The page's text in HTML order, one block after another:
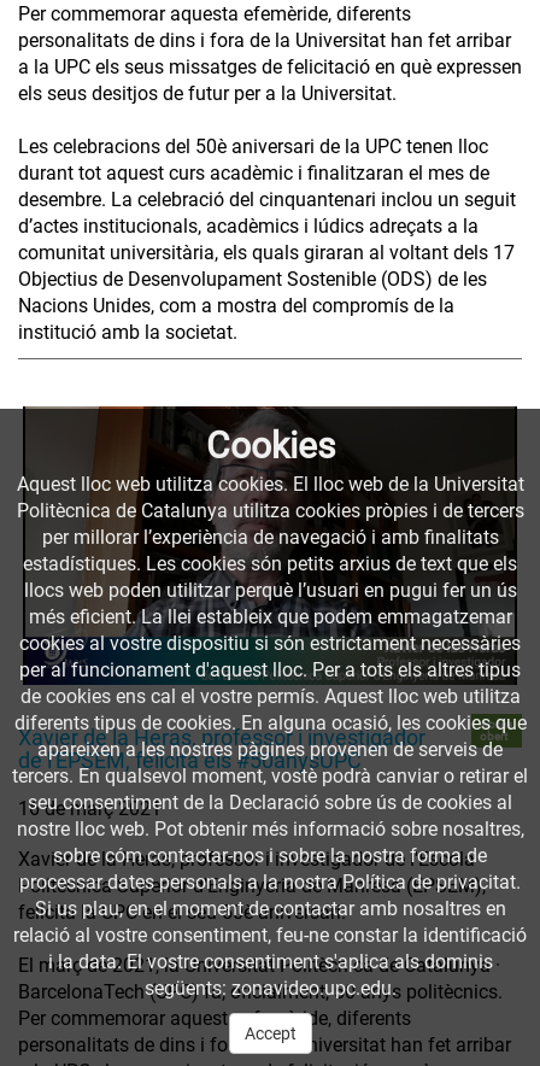
Per commemorar aquesta efemèride, diferents
personalitats de dins i fora de la Universitat han fet arribar
a la UPC els seus missatges de felicitació en què expressen
els seus desitjos de futur per a la Universitat.
Les celebracions del 50è aniversari de la UPC tenen lloc
durant tot aquest curs acadèmic i finalitzaran el mes de
desembre. La celebració del cinquantenari inclou un seguit
d’actes institucionals, acadèmics i lúdics adreçats a la
comunitat universitària, els quals giraran al voltant dels 17
Objectius de Desenvolupament Sostenible (ODS) de les
Nacions Unides, com a mostra del compromís de la
institució amb la societat.
Xavier de la Heras, professor i investigador
de l'EPSEM, felicita els #50anysUPC
Accés
obert
16 de març 2021
Xavier de la Heras, professor i investigador de l'Escola
Politècnica Superior d'Enginyeria de Manresa (EPSEM),
felicita la UPC en el seu 50è aniversari.
El març de 2021, la Universitat Politècnica de Catalunya ·
BarcelonaTech (UPC) fa, oficialment, 50 anys politècnics.
Per commemorar aquesta efemèride, diferents
personalitats de dins i fora de la Universitat han fet arribar
Cookies
Aquest lloc web utilitza cookies. El lloc web de la Universitat
Politècnica de Catalunya utilitza cookies pròpies i de tercers
per millorar l’experiència de navegació i amb finalitats
estadístiques. Les cookies són petits arxius de text que els
llocs web poden utilitzar perquè l’usuari en pugui fer un ús
més eficient. La llei estableix que podem emmagatzemar
cookies al vostre dispositiu si són estrictament necessàries
per al funcionament d'aquest lloc. Per a tots els altres tipus
de cookies ens cal el vostre permís. Aquest lloc web utilitza
diferents tipus de cookies. En alguna ocasió, les cookies que
apareixen a les nostres pàgines provenen de serveis de
tercers. En qualsevol moment, vostè podrà canviar o retirar el
seu consentiment de la Declaració sobre ús de cookies al
nostre lloc web. Pot obtenir més informació sobre nosaltres,
sobre cóm contactar-nos i sobre la nostra forma de
processar dates personals a la nostra Política de privacitat.
Si us plau, en el moment de contactar amb nosaltres en
relació al vostre consentiment, feu-ne constar la identificació
i la data. El vostre consentiment s'aplica als dominis
següents: zonavideo.upc.edu.
Accept